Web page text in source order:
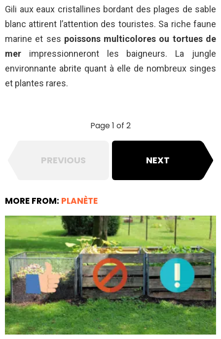
Gili aux eaux cristallines bordant des plages de sable
blanc attirent l’attention des touristes. Sa riche faune
marine et ses poissons multicolores ou tortues de
mer impressionneront les baigneurs. La jungle
environnante abrite quant à elle de nombreux singes
et plantes rares.
Page 1 of 2
PREVIOUS NEXT
MORE FROM: PLANÈTE